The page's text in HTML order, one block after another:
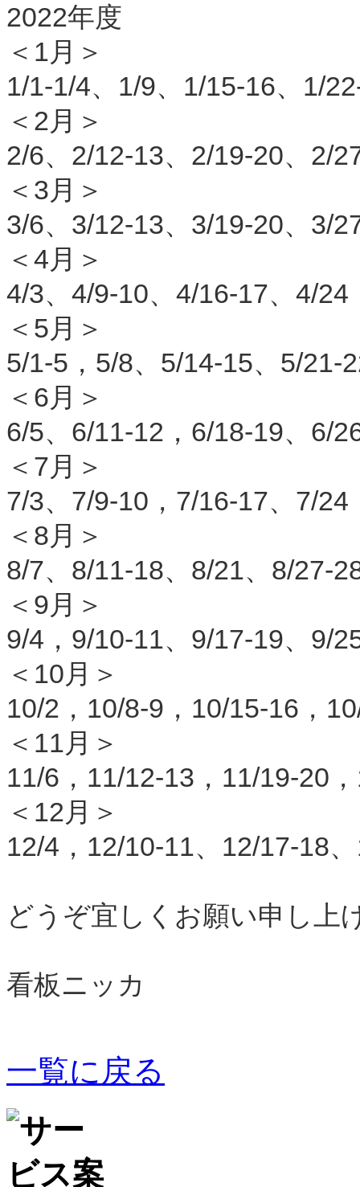
2022年度
＜1月＞
1/1-1/4、1/9、1/15-16、1/
＜2月＞
2/6、2/12-13、2/19-20、2/
＜3月＞
3/6、3/12-13、3/19-20、3/
＜4月＞
4/3、4/9-10、4/16-17、4/24
＜5月＞
5/1-5，5/8、5/14-15、5/21-
＜6月＞
6/5、6/11-12，6/18-19、6/
＜7月＞
7/3、7/9-10，7/16-17、7/24
＜8月＞
8/7、8/11-18、8/21、8/27-
＜9月＞
9/4，9/10-11、9/17-19、9/
＜10月＞
10/2，10/8-9，10/15-16，
＜11月＞
11/6，11/12-13，11/19-20
＜12月＞
12/4，12/10-11、12/17-18
どうぞ宜しくお願い申し上
看板ニッカ
一覧に戻る